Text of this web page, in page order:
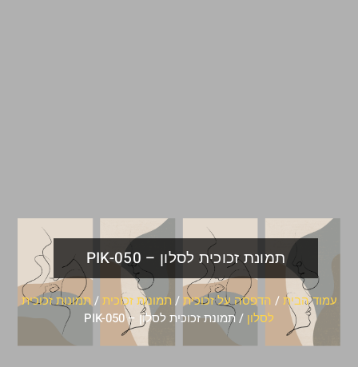
תמונת זכוכית לסלון – PIK-050
עמוד הבית/ הדפסה על זכוכית/ תמונות זכוכית/תמונות זכוכית
לסלון / תמונת זכוכית לסלון – PIK-050